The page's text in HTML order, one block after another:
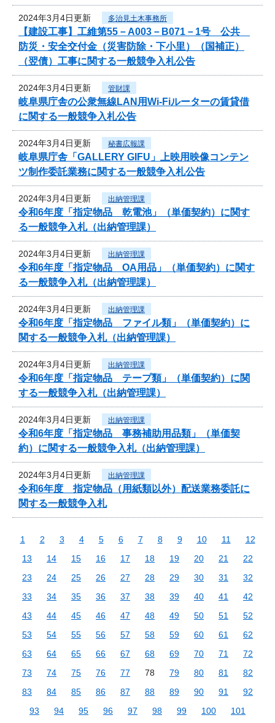
2024年3月4日更新 多治見土木事務所
【建設工事】工維第55－A003－B071－1号 公共
防災・安全交付金（災害防除・下小里）（国補正）
（翌債）工事に関する一般競争入札公告
2024年3月4日更新 管財課
岐阜県庁舎の公衆無線LAN用Wi-Fiルーターの賃貸借
に関する一般競争入札公告
2024年3月4日更新 秘書広報課
岐阜県庁舎「GALLERY GIFU」上映用映像コンテン
ツ制作委託業務に関する一般競争入札公告
2024年3月4日更新 出納管理課
令和6年度「指定物品 乾電池」（単価契約）に関す
る一般競争入札（出納管理課）
2024年3月4日更新 出納管理課
令和6年度「指定物品 OA用品」（単価契約）に関す
る一般競争入札（出納管理課）
2024年3月4日更新 出納管理課
令和6年度「指定物品 ファイル類」（単価契約）に
関する一般競争入札（出納管理課）
2024年3月4日更新 出納管理課
令和6年度「指定物品 テープ類」（単価契約）に関
する一般競争入札（出納管理課）
2024年3月4日更新 出納管理課
令和6年度「指定物品 事務補助用品類」（単価契
約）に関する一般競争入札（出納管理課）
2024年3月4日更新 出納管理課
令和6年度 指定物品（用紙類以外）配送業務委託に
関する一般競争入札
1 2 3 4 5 6 7 8 9 10 11
12
13
14 15 16 17 18 19 20 21
22
23
24 25 26 27 28 29 30 31
32
33
34 35 36 37 38 39 40 41
42
43
44 45 46 47 48 49 50 51
52
53
54 55 56 57 58 59 60 61
62
63
64 65 66 67 68 69 70 71
72
73
74 75 76 77 78 79 80 81
82
83
84 85 86 87 88 89 90 91
92
93
94 95 96 97 98 99 100
101